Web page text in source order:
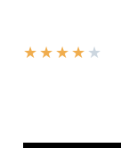
★ ★ ★ ★ ★